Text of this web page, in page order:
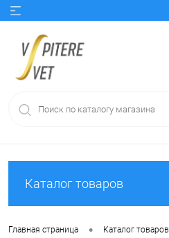
Каталог товаров
Главная страница • Каталог товаров